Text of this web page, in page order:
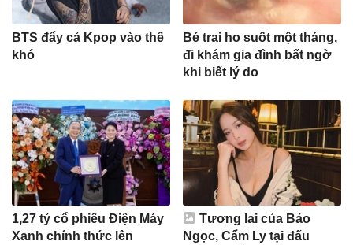
BTS đẩy cả Kpop vào thế
khó
Bé trai ho suốt một tháng,
đi khám gia đình bất ngờ
khi biết lý do
1,27 tỷ cổ phiếu Điện Máy
Xanh chính thức lên
Tương lai của Bảo
Ngọc, Cẩm Ly tại đấu